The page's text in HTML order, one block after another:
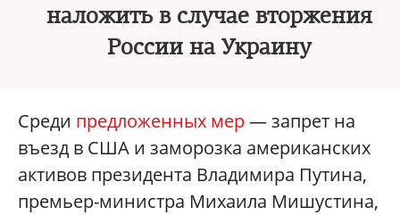
наложить в случае вторжения
России на Украину
Среди предложенных мер— запрет на
въезд в США и заморозка американских
активов президента Владимира Путина,
премьер-министра Михаила Мишустина,